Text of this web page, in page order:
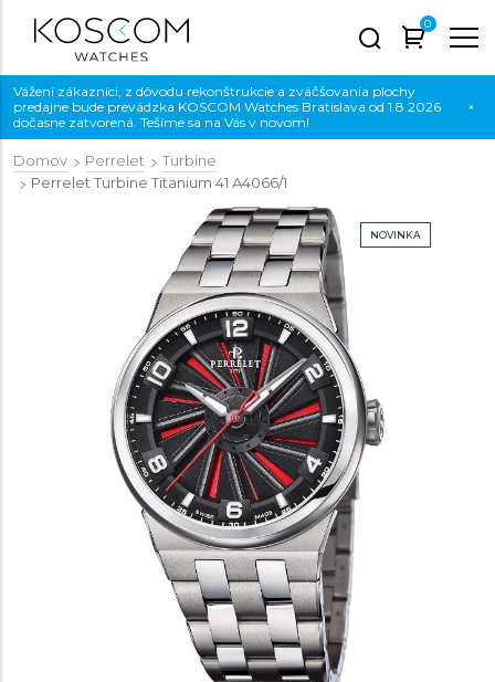
0
Vážení zákazníci, z dôvodu rekonštrukcie a zväčšovania plochy
predajne bude prevádzka KOSCOM Watches Bratislava od 1.8.2026
dočasne zatvorená. Tešíme sa na Vás v novom!
×
Domov Perrelet
Turbine
Perrelet Turbine Titanium 41 A4066/1
NOVINKA